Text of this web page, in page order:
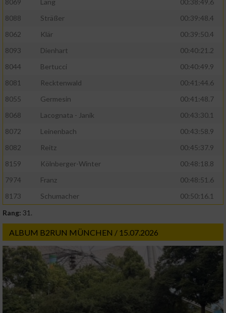
8069
Lang
00:38:49.6
8088
Sträßer
00:39:48.4
8062
Klär
00:39:50.4
8093
Dienhart
00:40:21.2
8044
Bertucci
00:40:49.9
8081
Recktenwald
00:41:44.6
8055
Germesin
00:41:48.7
8068
Lacognata - Janik
00:43:30.1
8072
Leinenbach
00:43:58.9
8082
Reitz
00:45:37.9
8159
Kölnberger-Winter
00:48:18.8
7974
Franz
00:48:51.6
8173
Schumacher
00:50:16.1
Rang: 31.
ALBUM B2RUN MÜNCHEN / 15.07.2026